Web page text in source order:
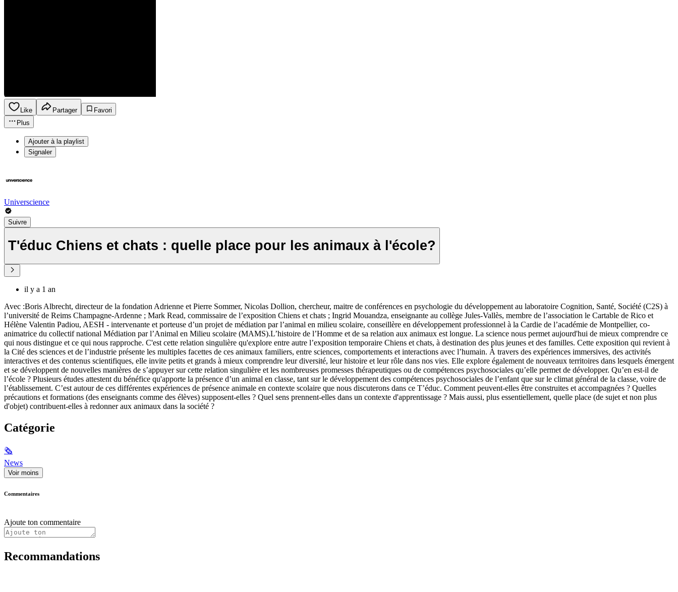
Like Partager
Favori
Plus
Ajouter à la playlist
Signaler
Universcience
Suivre
T'éduc Chiens et chats : quelle place pour les animaux à l'école?
il y a 1 an
Avec :Boris Albrecht, directeur de la fondation Adrienne et Pierre Sommer, Nicolas Dollion, chercheur, maitre de conférences en psychologie du développement au laboratoire Cognition, Santé, Société (C2S) à
l’université de Reims Champagne-Ardenne ; Mark Read, commissaire de l’exposition Chiens et chats ; Ingrid Mouandza, enseignante au collège Jules-Vallès, membre de l’association le Cartable de Rico et
Hélène Valentin Padiou, AESH - intervenante et porteuse d’un projet de médiation par l’animal en milieu scolaire, conseillère en développement professionnel à la Cardie de l’académie de Montpellier, co-
animatrice du collectif national Médiation par l’Animal en Milieu scolaire (MAMS).L’histoire de l’Homme et de sa relation aux animaux est longue. La science nous permet aujourd'hui de mieux comprendre ce
qui nous distingue et ce qui nous rapproche. C'est cette relation singulière qu'explore entre autre l’exposition temporaire Chiens et chats, à destination des plus jeunes et des familles. Cette exposition qui revient à
la Cité des sciences et de l’industrie présente les multiples facettes de ces animaux familiers, entre sciences, comportements et interactions avec l’humain. À travers des expériences immersives, des activités
interactives et des contenus scientifiques, elle invite petits et grands à mieux comprendre leur diversité, leur histoire et leur rôle dans nos vies. Elle explore également de nouveaux territoires dans lesquels émergent
et se développent de nouvelles manières de s’appuyer sur cette relation singulière et les nombreuses promesses thérapeutiques ou de compétences psychosociales qu’elle permet de développer. Qu’en est-il de
l’école ? Plusieurs études attestent du bénéfice qu'apporte la présence d’un animal en classe, tant sur le développement des compétences psychosociales de l’enfant que sur le climat général de la classe, voire de
l’établissement. C’est autour de ces différentes expériences de présence animale en contexte scolaire que nous discuterons dans ce T’éduc. Comment peuvent-elles être construites et accompagnées ? Quelles
précautions et formations (des enseignants comme des élèves) supposent-elles ? Quel sens prennent-elles dans un contexte d'apprentissage ? Mais aussi, plus essentiellement, quelle place (de sujet et non plus
d'objet) contribuent-elles à redonner aux animaux dans la société ?
Catégorie
🗞
News
Voir moins
Commentaires
Ajoute ton commentaire
Recommandations